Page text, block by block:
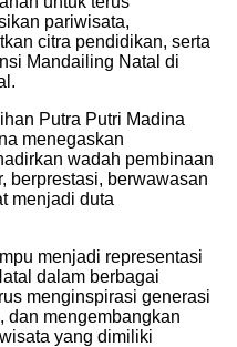
pariwisata,
citra pendidikan, serta
Mandailing Natal di
Putra Putri Madina
menegaskan
wadah pembinaan
berprestasi, berwawasan
menjadi duta
menjadi representasi
dalam berbagai
menginspirasi generasi
dan mengembangkan
yang dimiliki